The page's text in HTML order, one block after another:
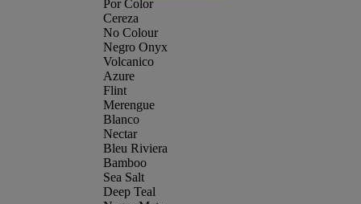
Por Color
Cereza
No Colour
Negro Onyx
Volcanico
Azure
Flint
Merengue
Blanco
Nectar
Bleu Riviera
Bamboo
Sea Salt
Deep Teal